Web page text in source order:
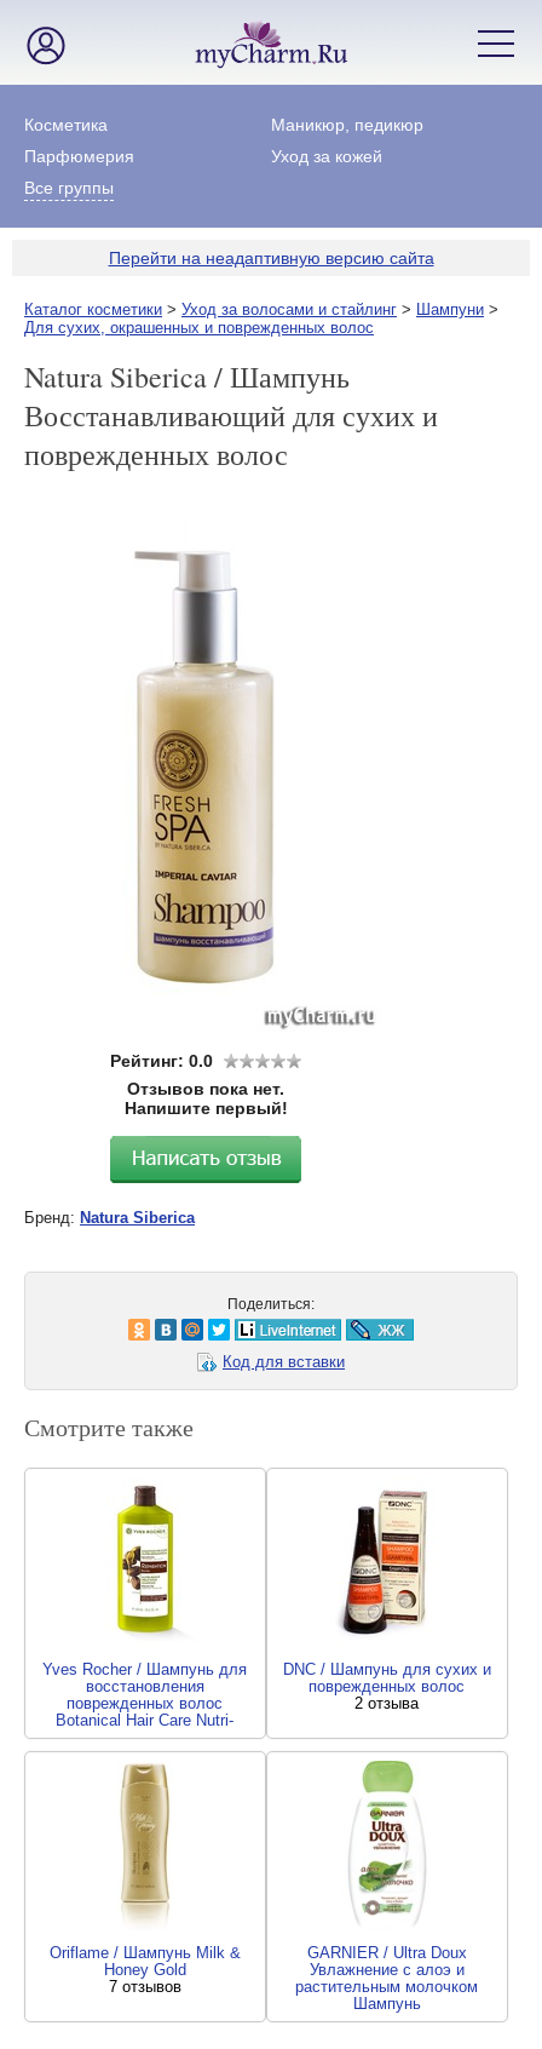
Косметика
Маникюр, педикюр
Парфюмерия
Уход за кожей
Все группы
Перейти на неадаптивную версию сайта
Каталог косметики > Уход за волосами и стайлинг > Шампуни >
Для сухих, окрашенных и поврежденных волос
Natura Siberica / Шампунь
Восстанавливающий для сухих и
поврежденных волос
Рейтинг: 0.0
Отзывов пока нет.
Напишите первый!
Бренд: Natura Siberica
Поделиться:
Код для вставки
Смотрите также
Yves Rocher / Шампунь для
восстановления
поврежденных волос
Botanical Hair Care Nutri-
Repair Treatment Shampoo
1 отзыв
DNC / Шампунь для сухих и
поврежденных волос
2 отзыва
Oriflame / Шампунь Milk &
Honey Gold
7 отзывов
GARNIER / Ultra Doux
Увлажнение c алоэ и
растительным молочком
Шампунь
1 отзыв